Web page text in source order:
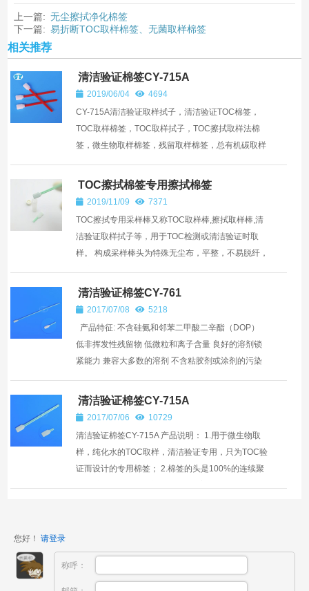
上一篇: 无尘擦拭净化棉签
下一篇: 易折断TOC取样棉签、无菌取样棉签
相关推荐
清洁验证棉签CY-715A
2019/06/04
4694
CY-715A清洁验证取样拭子，清洁验证TOC棉签，
TOC取样棉签，TOC取样拭子，TOC擦拭取样法棉
签，微生物取样棉签，残留取样棉签，总有机碳取样
灭菌棉签，CY-715A取样拭...
TOC擦拭棉签专用擦拭棉签
2019/11/09
7371
TOC擦拭专用采样棒又称TOC取样棒,擦拭取样棒,清
洁验证取样拭子等，用于TOC检测或清洁验证时取
样。 构成采样棒头为特殊无尘布，平整，不易脱纤，
具有可折断缺口。...
清洁验证棉签CY-761
2017/07/08
5218
产品特征: 不含硅氨和邻苯二甲酸二辛酯（DOP）
低非挥发性残留物 低微粒和离子含量 良好的溶剂锁
紧能力 兼容大多数的溶剂 不含粘胶剂或涂剂的污染
清洁验证棉签CY-715A
2017/07/06
10729
清洁验证棉签CY-715A 产品说明： 1.用于微生物取
样，纯化水的TOC取样，清洁验证专用，只为TOC验
证而设计的专用棉签； 2.棉签的头是100%的连续聚
您好！ 请登录
称呼：